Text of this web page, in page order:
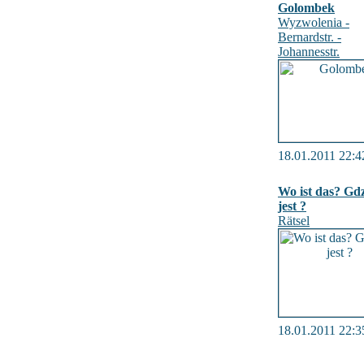
Golombek
Wyzwolenia -
Bernardstr. -
Johannesstr.
18.01.2011
Wo ist das?
jest ?
Rätsel
18.01.2011